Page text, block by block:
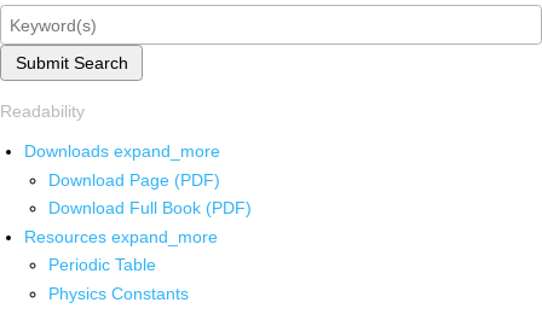
Submit Search
Readability
Downloads expand_more
Download Page (PDF)
Download Full Book (PDF)
Resources expand_more
Periodic Table
Physics Constants